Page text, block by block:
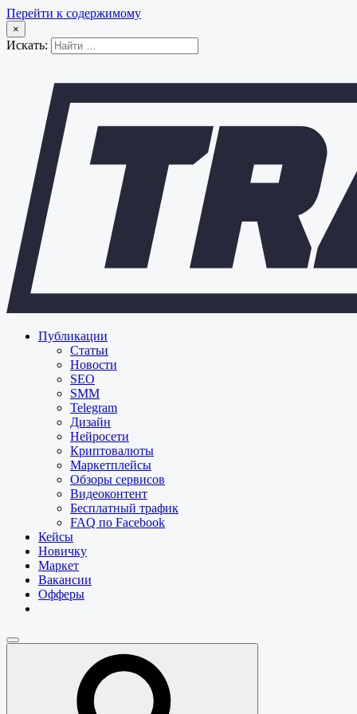
Перейти к содержимому
×
Искать:
Публикации
Статьи
Новости
SEO
SMM
Telegram
Дизайн
Нейросети
Криптовалюты
Маркетплейсы
Обзоры сервисов
Видеоконтент
Бесплатный трафик
FAQ по Facebook
Кейсы
Новичку
Маркет
Вакансии
Офферы